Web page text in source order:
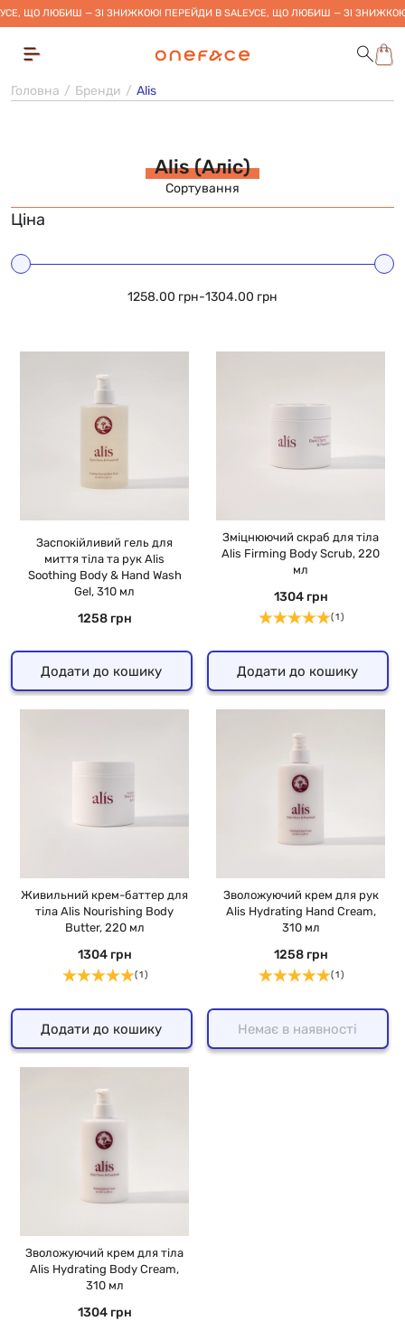
УСЕ, ЩО ЛЮБИШ — ЗІ ЗНИЖКОЮ! ПЕРЕЙДИ В SALEУСЕ, ЩО ЛЮБИШ — ЗІ
Головна Бренди Alis
Alis (Аліс)
Сортування
Ціна
1258.00 грн-1304.00 грн
Заспокійливий гель для
миття тіла та рук Alis
Soothing Body & Hand Wash
Gel, 310 мл
1258 грн
Додати до кошику
Зміцнюючий скраб для тіла
Alis Firming Body Scrub, 220
мл
1304 грн
( 1 )
Додати до кошику
Живильний крем-баттер для
тіла Alis Nourishing Body
Butter, 220 мл
1304 грн
( 1 )
Додати до кошику
Зволожуючий крем для рук
Alis Hydrating Hand Cream,
310 мл
1258 грн
( 1 )
Немає в наявності
Зволожуючий крем для тіла
Alis Hydrating Body Cream,
310 мл
1304 грн